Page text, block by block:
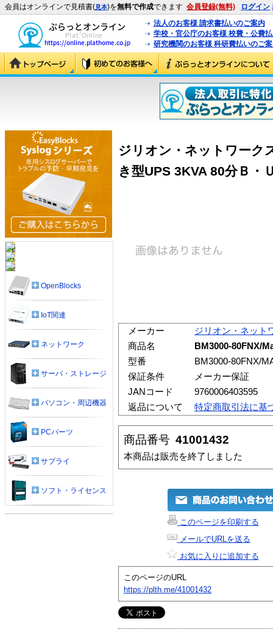
会員はオンラインで見積書(見本)を無料で作成できます 会員登録(無料) ログイン
法人のお客様 請求書払いのご案内
学校・官公庁のお客様 校費・公費
研究機関のお客様 科研費払いのご
ジリオン・ネットワーク
き型UPS 3KVA 80分Ｂ・
メーカー
ジリオン・ネット
商品名
BM3000-80FNX/
型番
BM3000-80FNX/
保証条件
メーカー保証
JANコード
9760006403595
返品について
特定商取引法に基
商品番号 41001432
本商品は販売を終了しました
このページを印刷する
メールでURLを送る
お気に入りに追加する
このページのURL
https://plth.me/41001432
OpenBlocks
IoT関連
ネットワーク
サーバ・ストレージ
パソコン・周辺機器
PCパーツ
サプライ
ソフト・ライセンス